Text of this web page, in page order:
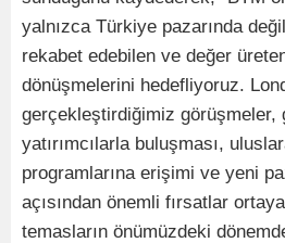
yalnızca Türkiye pazarında
rekabet edebilen ve değer
dönüşmelerini hedefliyoruz.
gerçekleştirdiğimiz görüşmeler,
yatırımcılarla buluşması,
programlarına erişimi ve yeni
açısından önemli fırsatlar
temasların önümüzdeki